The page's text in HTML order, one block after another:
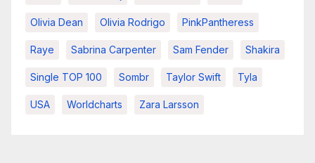
Olivia Dean Olivia Rodrigo PinkPantheress
Raye Sabrina Carpenter Sam Fender Shakira
Single TOP 100 Sombr Taylor Swift Tyla
USA Worldcharts Zara Larsson